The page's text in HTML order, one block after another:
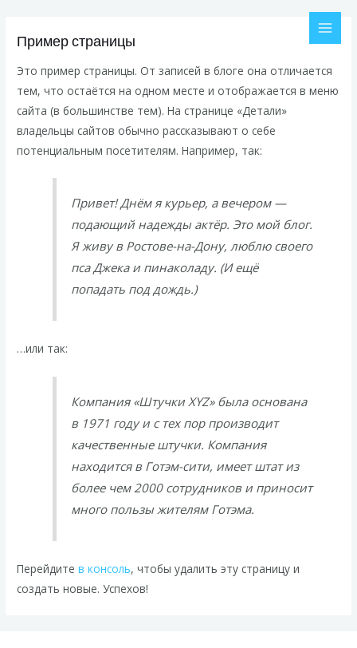
содержимому
Пример страницы
Это пример страницы. От записей в блоге она отличается
тем, что остаётся на одном месте и отображается в меню
сайта (в большинстве тем). На странице «Детали»
владельцы сайтов обычно рассказывают о себе
потенциальным посетителям. Например, так:
Привет! Днём я курьер, а вечером —
подающий надежды актёр. Это мой блог.
Я живу в Ростове-на-Дону, люблю своего
пса Джека и пинаколаду. (И ещё
попадать под дождь.)
…или так:
Компания «Штучки XYZ» была основана
в 1971 году и с тех пор производит
качественные штучки. Компания
находится в Готэм-сити, имеет штат из
более чем 2000 сотрудников и приносит
много пользы жителям Готэма.
Перейдитев консоль, чтобы удалить эту страницу и
создать новые. Успехов!